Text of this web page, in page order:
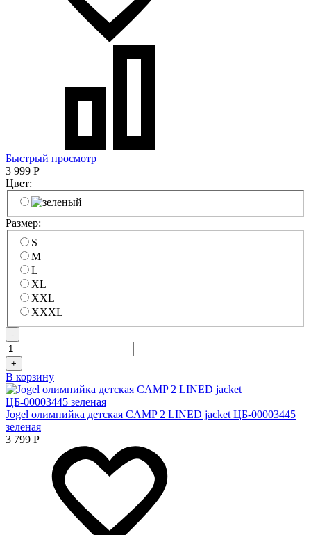
Быстрый просмотр
3 999 Р
Цвет:
Размер:
S
M
L
XL
XXL
XXXL
-
+
В корзину
Jogel олимпийка детская CAMP 2 LINED jacket ЦБ-00003445
зеленая
3 799 Р